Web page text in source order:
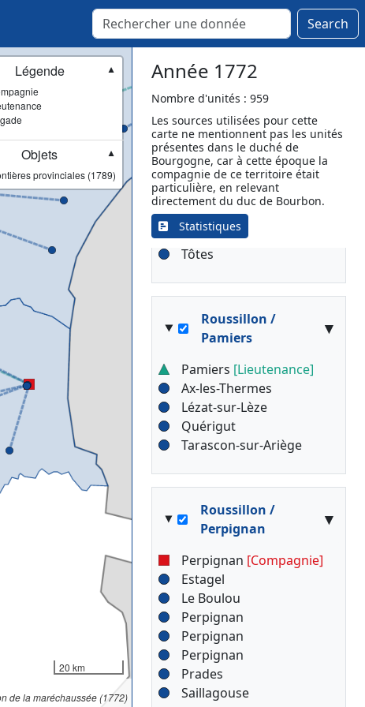
Search
Légende
▼
Objets
▼
provinciales (1789)
20 km
de la maréchaussée (1772)
Année 1772
Nombre d'unités : 959
Les sources utilisées pour cette
carte ne mentionnent pas les unités
présentes dans le duché de
Bourgogne, car à cette époque la
compagnie de ce territoire était
particulière, en relevant
directement du duc de Bourbon.
Statistiques
Rouen / Rouen ▾
Rouen[Compagnie]
Aumale
Dieppe
Elbeuf
Eu
Gournay-en-Bray
Neufchâtel-en-Bray
Rocquemont
Rouen
Rouen
Rouen
Tôtes
Roussillon /
Pamiers
▾
Pamiers [Lieutenance]
Ax-les-Thermes
Lézat-sur-Lèze
Quérigut
Tarascon-sur-Ariège
Roussillon /
Perpignan
▾
Perpignan [Compagnie]
Estagel
Le Boulou
Perpignan
Perpignan
Perpignan
Prades
Saillagouse